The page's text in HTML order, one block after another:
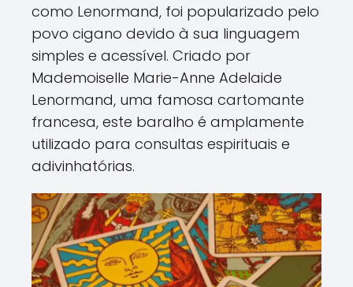
como Lenormand, foi popularizado pelo
povo cigano devido à sua linguagem
simples e acessível. Criado por
Mademoiselle Marie-Anne Adelaide
Lenormand, uma famosa cartomante
francesa, este baralho é amplamente
utilizado para consultas espirituais e
adivinhatórias.